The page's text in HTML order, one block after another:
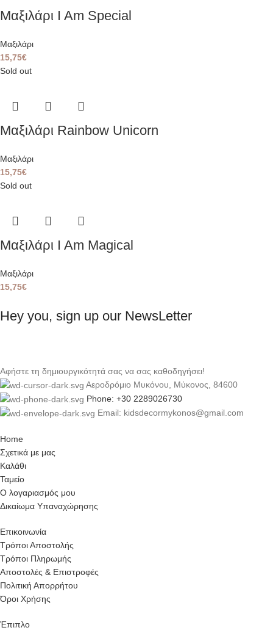
Μαξιλάρι I Am Special
Μαξιλάρι
15,75€
Sold out
Μαξιλάρι Rainbow Unicorn
Μαξιλάρι
15,75€
Sold out
Μαξιλάρι I Am Magical
Μαξιλάρι
15,75€
Hey you, sign up our NewsLetter
Αφήστε τη δημιουργικότητά σας να σας καθοδηγήσει!
Αεροδρόμιο Μυκόνου, Μύκονος, 84600
Phone: +30 2289026730
Email: kidsdecormykonos@gmail.com
Home
Σχετικά με μας
Καλάθι
Ταμείο
Ο λογαριασμός μου
Δικαίωμα Υπαναχώρησης
Επικοινωνία
Τρόποι Αποστολής
Τρόποι Πληρωμής
Αποστολές & Επιστροφές
Πολιτική Απορρήτου
Όροι Χρήσης
Έπιπλο